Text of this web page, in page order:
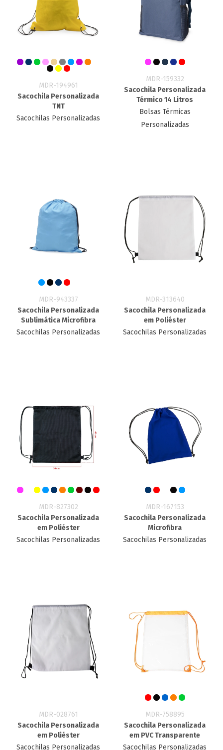
MDR-194961
Sacochila Personalizada
TNT
Sacochilas Personalizadas
MDR-159332
Sacochila Personalizada
Térmico 14 Litros
Bolsas Térmicas
Personalizadas
MDR-943337
Sacochila Personalizada
Sublimática Microfibra
Sacochilas Personalizadas
MDR-313640
Sacochila Personalizada
em Poliéster
Sacochilas Personalizadas
MDR-827302
Sacochila Personalizada
em Poliéster
Sacochilas Personalizadas
MDR-167153
Sacochila Personalizada
Microfibra
Sacochilas Personalizadas
MDR-028761
Sacochila Personalizada
em Poliéster
Sacochilas Personalizadas
MDR-758895
Sacochila Personalizada
em PVC Transparente
Sacochilas Personalizadas